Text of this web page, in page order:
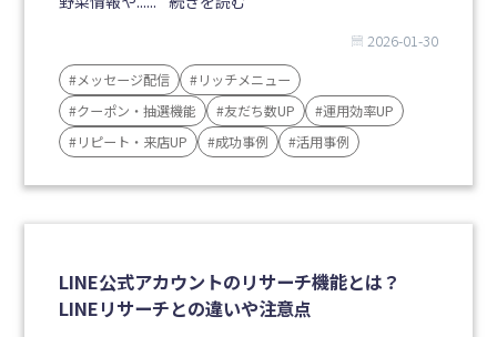
2026-01-30
#メッセージ配信
#リッチメニュー
#クーポン・抽選機能
#友だち数UP
#運用効率UP
#リピート・来店UP
#成功事例 #活用事例
LINE公式アカウントのリサーチ機能とは？
LINEリサーチとの違いや注意点